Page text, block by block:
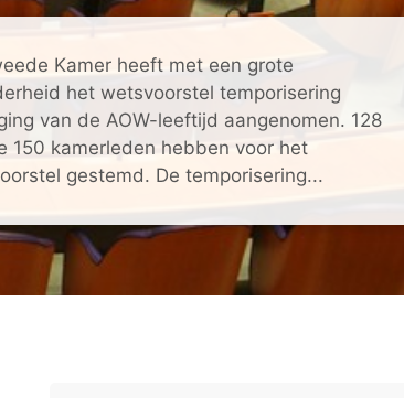
Kamer heeft met een grote
het wetsvoorstel temporisering
van de AOW-leeftijd aangenomen. 128
150 kamerleden hebben voor het
gestemd. De temporisering...